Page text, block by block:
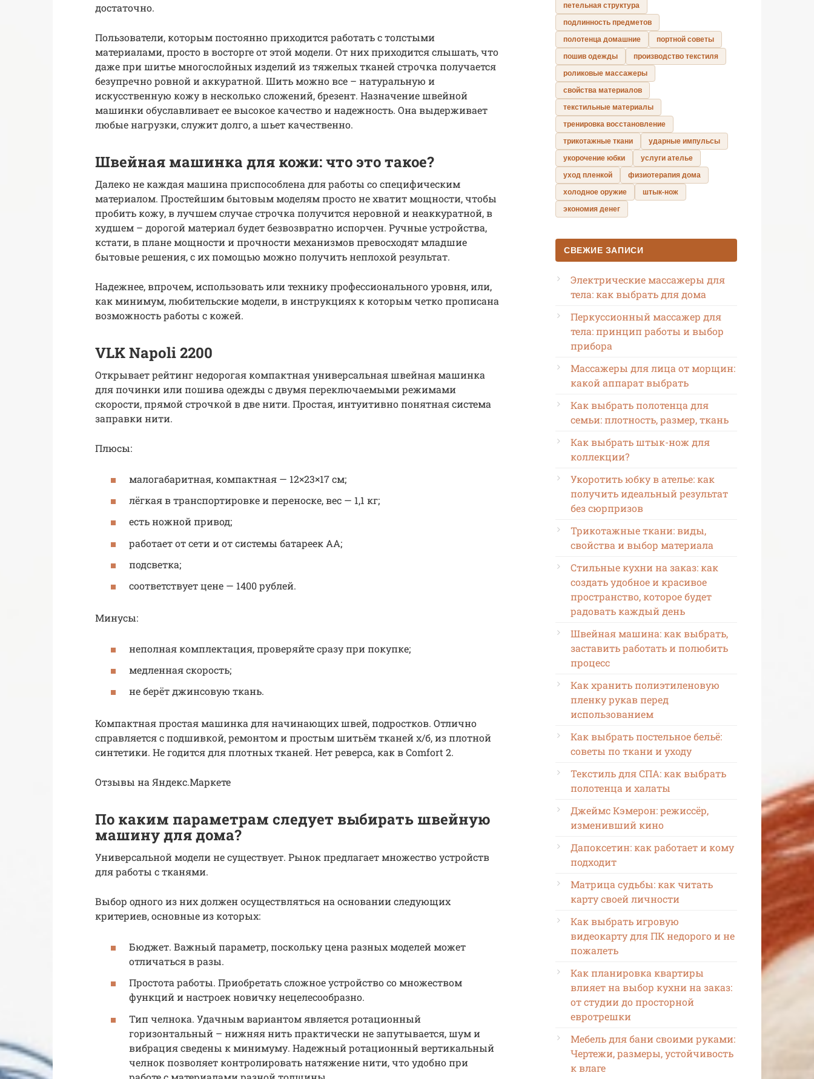
достаточно.
Пользователи, которым постоянно приходится работать с толстыми
материалами, просто в восторге от этой модели. От них приходится слышать, что
даже при шитье многослойных изделий из тяжелых тканей строчка получается
безупречно ровной и аккуратной. Шить можно все – натуральную и
искусственную кожу в несколько сложений, брезент. Назначение швейной
машинки обуславливает ее высокое качество и надежность. Она выдерживает
любые нагрузки, служит долго, а шьет качественно.
Швейная машинка для кожи: что это такое?
Далеко не каждая машина приспособлена для работы со специфическим
материалом. Простейшим бытовым моделям просто не хватит мощности, чтобы
пробить кожу, в лучшем случае строчка получится неровной и неаккуратной, в
худшем – дорогой материал будет безвозвратно испорчен. Ручные устройства,
кстати, в плане мощности и прочности механизмов превосходят младшие
бытовые решения, с их помощью можно получить неплохой результат.
Надежнее, впрочем, использовать или технику профессионального уровня, или,
как минимум, любительские модели, в инструкциях к которым четко прописана
возможность работы с кожей.
VLK Napoli 2200
Открывает рейтинг недорогая компактная универсальная швейная машинка
для починки или пошива одежды с двумя переключаемыми режимами
скорости, прямой строчкой в две нити. Простая, интуитивно понятная система
заправки нити.
Плюсы:
малогабаритная, компактная — 12×23×17 см;
лёгкая в транспортировке и переноске, вес — 1,1 кг;
есть ножной привод;
работает от сети и от системы батареек АА;
подсветка;
соответствует цене — 1400 рублей.
Минусы:
неполная комплектация, проверяйте сразу при покупке;
медленная скорость;
не берёт джинсовую ткань.
Компактная простая машинка для начинающих швей, подростков. Отлично
справляется с подшивкой, ремонтом и простым шитьём тканей х/б, из плотной
синтетики. Не годится для плотных тканей. Нет реверса, как в Comfort 2.
Отзывы на Яндекс.Маркете
По каким параметрам следует выбирать швейную
машину для дома?
Универсальной модели не существует. Рынок предлагает множество устройств
для работы с тканями.
Выбор одного из них должен осуществляться на основании следующих
критериев, основные из которых:
Бюджет. Важный параметр, поскольку цена разных моделей может
отличаться в разы.
Простота работы. Приобретать сложное устройство со множеством
функций и настроек новичку нецелесообразно.
Тип челнока. Удачным вариантом является ротационный
горизонтальный – нижняя нить практически не запутывается, шум и
вибрация сведены к минимуму. Надежный ротационный вертикальный
челнок позволяет контролировать натяжение нити, что удобно при
петельная структура
подлинность предметов
полотенца домашние
портной советы
пошив одежды
производство текстиля
роликовые массажеры
свойства материалов
текстильные материалы
тренировка восстановление
трикотажные ткани
ударные импульсы
укорочение юбки
услуги ателье
уход пленкой
физиотерапия дома
холодное оружие
штык-нож
экономия денег
СВЕЖИЕ ЗАПИСИ
Электрические массажеры для
тела: как выбрать для дома
Перкуссионный массажер для
тела: принцип работы и выбор
прибора
Массажеры для лица от морщин:
какой аппарат выбрать
Как выбрать полотенца для
семьи: плотность, размер, ткань
Как выбрать штык-нож для
коллекции?
Укоротить юбку в ателье: как
получить идеальный результат
без сюрпризов
Трикотажные ткани: виды,
свойства и выбор материала
Стильные кухни на заказ: как
создать удобное и красивое
пространство, которое будет
радовать каждый день
Швейная машина: как выбрать,
заставить работать и полюбить
процесс
Как хранить полиэтиленовую
пленку рукав перед
использованием
Как выбрать постельное бельё:
советы по ткани и уходу
Текстиль для СПА: как выбрать
полотенца и халаты
Джеймс Кэмерон: режиссёр,
изменивший кино
Дапоксетин: как работает и кому
подходит
Матрица судьбы: как читать
карту своей личности
Как выбрать игровую
видеокарту для ПК недорого и не
пожалеть
Как планировка квартиры
влияет на выбор кухни на заказ:
от студии до просторной
евротрешки
Мебель для бани своими руками:
Чертежи, размеры, устойчивость
к влаге